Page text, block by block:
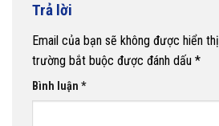
Trả lời
Email của bạn sẽ không được hiển
trường bắt buộc được đánh dấu *
Bình luận *